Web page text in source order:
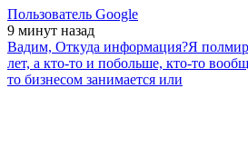
Пользователь Google
9 минут назад
Вадим, Откуда информация?Я
лет, а кто-то и побольше, кто-то
то бизнесом занимается или